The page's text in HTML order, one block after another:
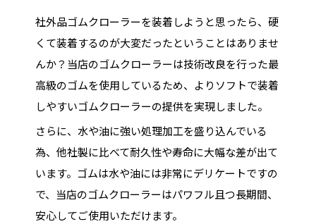
社外品ゴムクローラーを装着しようと思ったら、硬
くて装着するのが大変だったということはありませ
んか？当店のゴムクローラーは技術改良を行った最
高級のゴムを使用しているため、よりソフトで装着
しやすいゴムクローラーの提供を実現しました。
さらに、水や油に強い処理加工を盛り込んでいる
為、他社製に比べて耐久性や寿命に大幅な差が出て
います。ゴムは水や油には非常にデリケートですの
で、当店のゴムクローラーはパワフル且つ長期間、
安心してご使用いただけます。